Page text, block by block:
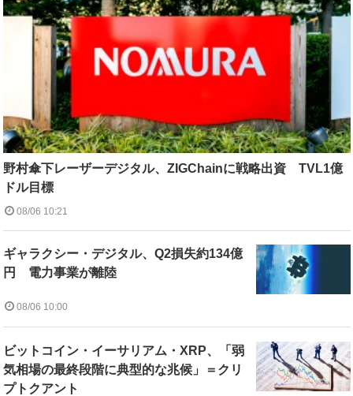
野村傘下レーザーデジタル、ZIGChainに戦略出資 TVL1億
ドル目標
08/06 10:21
ギャラクシー・デジタル、Q2損失約134億
円 電力事業が離陸
08/06 10:00
ビットコイン・イーサリアム・XRP、「弱
気相場の最終段階に典型的な兆候」＝クリ
プトクアント